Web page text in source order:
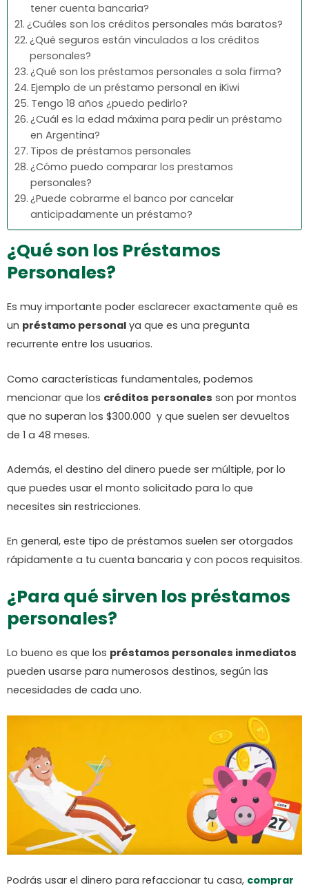
tener cuenta bancaria?
¿Cuáles son los créditos personales más baratos?
¿Qué seguros están vinculados a los créditos
personales?
¿Qué son los préstamos personales a sola firma?
Ejemplo de un préstamo personal en iKiwi
Tengo 18 años ¿puedo pedirlo?
¿Cuál es la edad máxima para pedir un préstamo
en Argentina?
Tipos de préstamos personales
¿Cómo puedo comparar los prestamos
personales?
¿Puede cobrarme el banco por cancelar
anticipadamente un préstamo?
¿Qué son los Préstamos
Personales?
Es muy importante poder esclarecer exactamente qué es
un préstamo personal ya que es una pregunta
recurrente entre los usuarios.
Como características fundamentales, podemos
mencionar que los créditos personales son por montos
que no superan los $300.000 y que suelen ser devueltos
de 1 a 48 meses.
Además, el destino del dinero puede ser múltiple, por lo
que puedes usar el monto solicitado para lo que
necesites sin restricciones.
En general, este tipo de préstamos suelen ser otorgados
rápidamente a tu cuenta bancaria y con pocos requisitos.
¿Para qué sirven los préstamos
personales?
Lo bueno es que los préstamos personales inmediatos
pueden usarse para numerosos destinos, según las
necesidades de cada uno.
Podrás usar el dinero para refaccionar tu casa, comprar